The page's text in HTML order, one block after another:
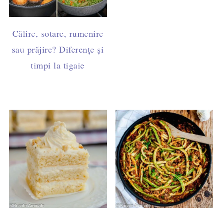
Călire, sotare, rumenire
sau prăjire? Diferențe și
timpi la tigaie